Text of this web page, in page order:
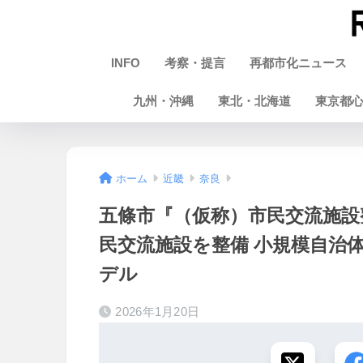
INFO 考察・提言 再都市化ニュース
九州・沖縄 東北・北海道 東京都心
ホーム 近畿 奈良
五條市『（仮称）市民交流施
民交流施設を整備 小規模自治
デル
2026年1月20日